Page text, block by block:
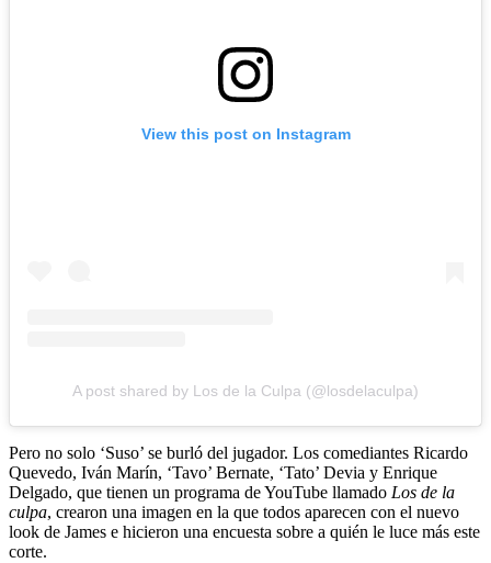
View this post on Instagram
A post shared by Los de la Culpa (@losdelaculpa)
Pero no solo ‘Suso’ se burló del jugador. Los comediantes Ricardo
Quevedo, Iván Marín, ‘Tavo’ Bernate, ‘Tato’ Devia y Enrique
Delgado, que tienen un programa de YouTube llamado Los de la
culpa, crearon una imagen en la que todos aparecen con el nuevo
look de James e hicieron una encuesta sobre a quién le luce más este
corte.